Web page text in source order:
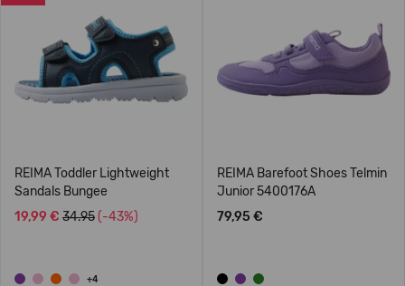
REIMA Toddler Lightweight
Sandals Bungee
19,99 € 34.95 (-43%)
+4
REIMA Barefoot Shoes Telmin
Junior 5400176A
79,95 €